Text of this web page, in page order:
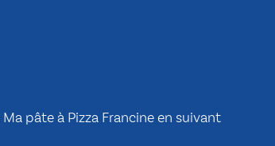
Ma pâte à Pizza Francine en suivant